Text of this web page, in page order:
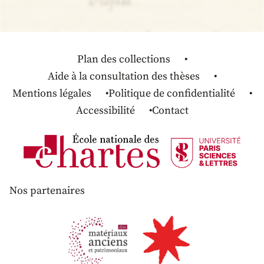
Plan des collections
Aide à la consultation des thèses
Mentions légales
Politique de confidentialité
Accessibilité
Contact
Nos partenaires